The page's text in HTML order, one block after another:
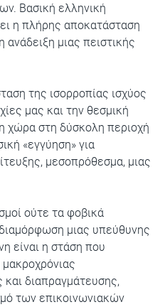
Βασική ελληνική
η πλήρης αποκατάσταση
ανάδειξη μιας πειστικής
της ισορροπίας ισχύος
μας και την θεσμική
χώρα στη δύσκολη περιοχή
«εγγύηση» για
μεσοπρόθεσμα, μιας
ούτε τα φοβικά
μιας υπεύθυνης
είναι η στάση που
και διαπραγμάτευσης,
των επικοινωνιακών